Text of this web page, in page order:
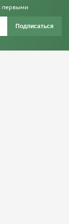
первыми
Подписаться